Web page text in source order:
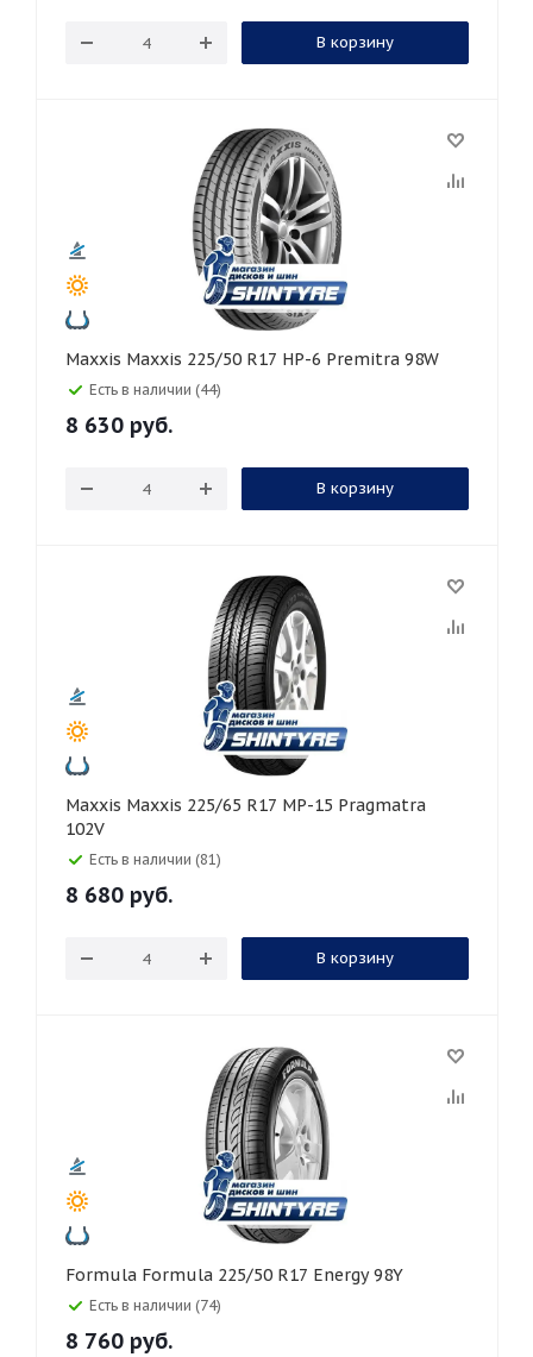
В корзину
Maxxis Maxxis 225/50 R17 HP-6 Premitra 98W
Есть в наличии (44)
8 630 руб.
В корзину
Maxxis Maxxis 225/65 R17 MP-15 Pragmatra
102V
Есть в наличии (81)
8 680 руб.
В корзину
Formula Formula 225/50 R17 Energy 98Y
Есть в наличии (74)
8 760 руб.